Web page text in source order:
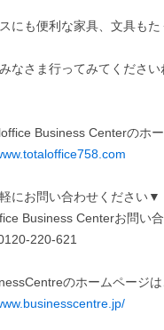
にも便利な家具、文具も
なさま行ってみてください
Business Centerのホ
にお問い合わせください▼
Business Centerお問い
220-621
のホームページ